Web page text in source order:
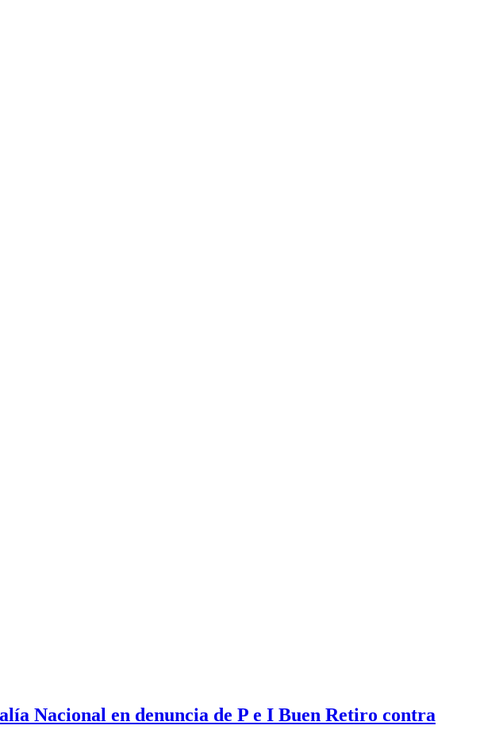
Nacional en denuncia de P e I Buen Retiro contra